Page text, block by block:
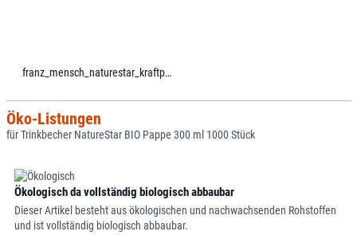
franz_mensch_naturestar_kraftpapier.pdf
Öko-Listungen
für Trinkbecher NatureStar BIO Pappe 300 ml 1000 Stück
Ökologisch da vollständig biologisch abbaubar
Dieser Artikel besteht aus ökologischen und nachwachsenden Rohstoffen
und ist vollständig biologisch abbaubar.